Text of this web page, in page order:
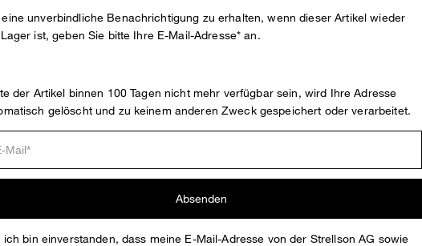
eine unverbindliche Benachrichtigung zu erhalten, wenn dieser Artikel wieder
ist, geben Sie bitte Ihre E-Mail-Adresse* an.
der Artikel binnen 100 Tagen nicht mehr verfügbar sein, wird Ihre Adresse
gelöscht und zu keinem anderen Zweck gespeichert oder verarbeitet.
Absenden
ich bin einverstanden, dass meine E-Mail-Adresse von der Strellson AG sowie